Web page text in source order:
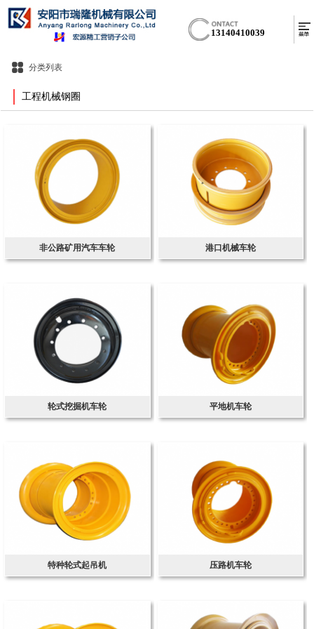
13140410039
分类列表
工程机械钢圈
非公路矿用汽车车轮 港口机械车轮
轮式挖掘机车轮 平地机车轮
特种轮式起吊机 压路机车轮